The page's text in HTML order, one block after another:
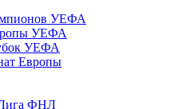
УЕФА
УЕФА
УЕФА
Европы
ФНЛ